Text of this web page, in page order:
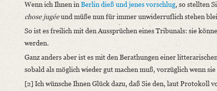
Notations: Empfangsort erschlossen.
Printed Text
Provider: Dresden, Sächsische Landesbibliothek - Staats- und
OAI Id: 343347008
Bibliography: Briefe von und an August Wilhelm Schlegel.
Incipit: „[1] [Bonn] d. 25sten Mai [18]44
Mein hochgeehrtester Herr!
Wenn ich Ihnen inBerlindieß und jenes vorschlug, so stellten
chose jugéeund müße nun für immer unwiderruflich stehen
So ist es freilich mit den Aussprüchen eines Tribunals: sie
werden.
Ganz anders aber ist es mit den Berathungen einer
sobald als möglich wieder gut machen muß, vorzüglich wenn
[2] Ich wünsche Ihnen Glück dazu, daß Sie den, laut Protokoll